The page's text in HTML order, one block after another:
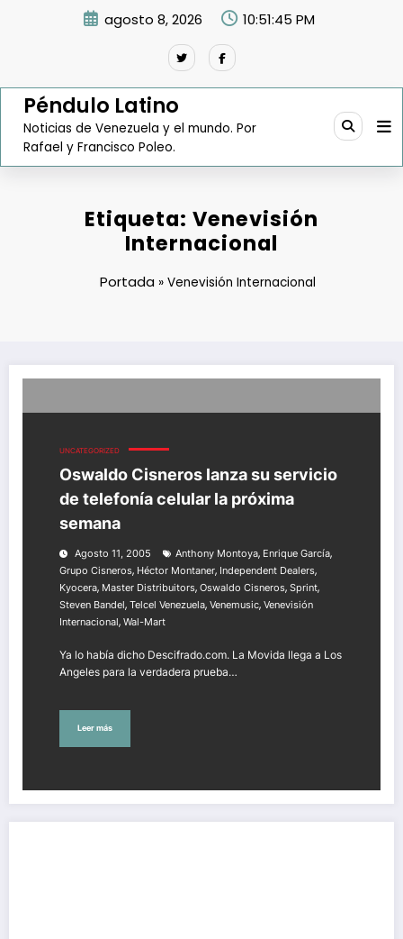
agosto 8, 2026 10:51:46 PM
Péndulo Latino
Noticias de Venezuela y el mundo. Por
Rafael y Francisco Poleo.
Etiqueta: Venevisión
Internacional
Portada» Venevisión Internacional
UNCATEGORIZED
Oswaldo Cisneros lanza su servicio
de telefonía celular la próxima
semana
Agosto 11, 2005 Anthony Montoya, Enrique García,
Grupo Cisneros, Héctor Montaner, Independent Dealers,
Kyocera, Master Distribuitors, Oswaldo Cisneros, Sprint,
Steven Bandel, Telcel Venezuela, Venemusic, Venevisión
Internacional, Wal-Mart
Ya lo había dicho Descifrado.com. La Movida llega a Los
Angeles para la verdadera prueba…
Leer más